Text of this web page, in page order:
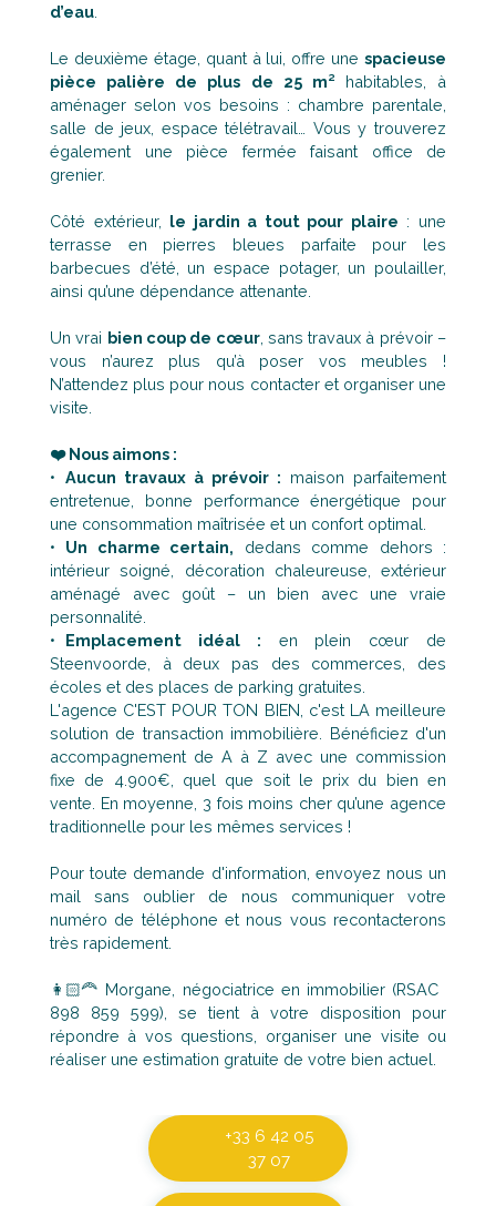
d’eau
Le deuxième étage, quant à lui, offre une spacieuse
pièce palière de plus de 25 m² habitables, à
aménager selon vos besoins : chambre parentale,
salle de jeux, espace télétravail… Vous y trouverez
également une pièce fermée faisant office de
grenier.
Côté extérieur, le jardin a tout pour plaire : une
terrasse en pierres bleues parfaite pour les
barbecues d’été, un espace potager, un poulailler,
ainsi qu’une dépendance attenante.
Un vrai bien coup de cœur, sans travaux à prévoir –
vous n’aurez plus qu’à poser vos meubles !
N’attendez plus pour nous contacter et organiser une
visite.
❤️ Nous aimons :
Aucun travaux à prévoir : maison parfaitement
entretenue, bonne performance énergétique pour
une consommation maîtrisée et un confort optimal.
Un charme certain, dedans comme dehors :
intérieur soigné, décoration chaleureuse, extérieur
aménagé avec goût – un bien avec une vraie
personnalité.
Emplacement idéal : en plein cœur de
Steenvoorde, à deux pas des commerces, des
écoles et des places de parking gratuites.
L'agence C'EST POUR TON BIEN, c'est LA meilleure
solution de transaction immobilière. Bénéficiez d'un
accompagnement de A à Z avec une commission
fixe de 4.900€, quel que soit le prix du bien en
vente. En moyenne, 3 fois moins cher qu’une agence
traditionnelle pour les mêmes services !
Pour toute demande d'information, envoyez nous un
mail sans oublier de nous communiquer votre
numéro de téléphone et nous vous recontacterons
très rapidement.
👩🏻‍🦰 Morgane, négociatrice en immobilier (RSAC
898 859 599), se tient à votre disposition pour
répondre à vos questions, organiser une visite ou
réaliser une estimation gratuite de votre bien actuel.
+33 6 42 05
37 07